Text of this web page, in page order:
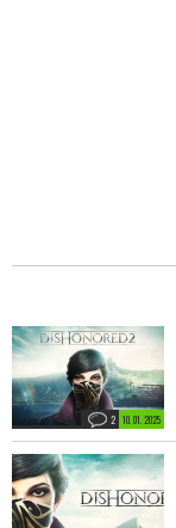
10. 01. 2025
2